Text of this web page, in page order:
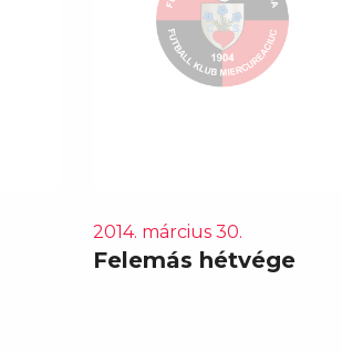
2014. március 30.
Felemás hétvége